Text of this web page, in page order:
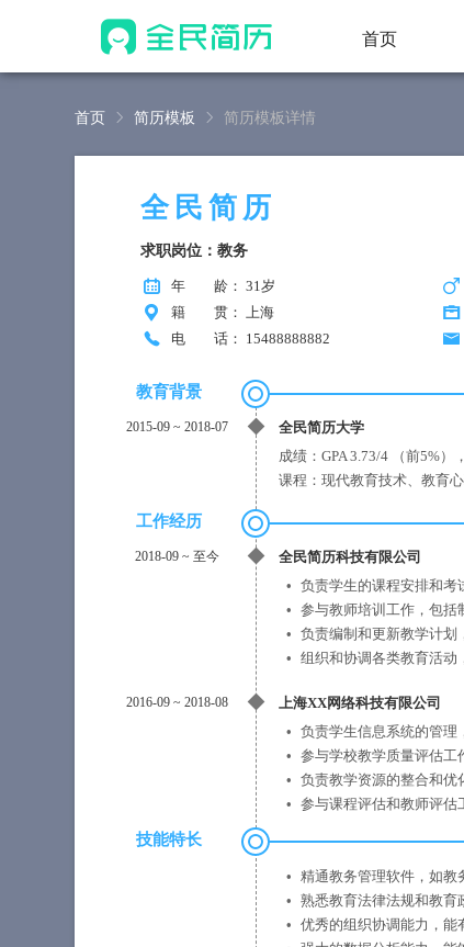
首页
首页 简历模板 简历模板详情
全民简历
求职岗位：教务
年 龄 ： 31岁
籍 贯 ： 上海
电 话 ： 15488888882
教育背景
2015-09 ~ 2018-07 全民简历大学
成绩：GPA 3.73/4 （前5%）
课程：现代教育技术、教育
工作经历
2018-09 ~ 至今 全民简历科技有限公司
负责学生的课程安排和考
参与教师培训工作，包括
负责编制和更新教学计划
组织和协调各类教育活动
2016-09 ~ 2018-08 上海XX网络科技有限公司
负责学生信息系统的管理
参与学校教学质量评估工
负责教学资源的整合和优
参与课程评估和教师评估
技能特长
精通教务管理软件，如教
熟悉教育法律法规和教育
优秀的组织协调能力，能